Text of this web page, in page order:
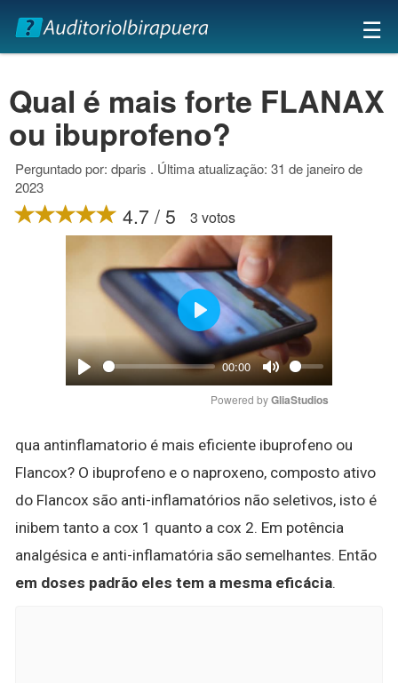
×
☰
Qual é mais forte FLANAX
ou ibuprofeno?
Perguntado por: dparis . Última atualização: 31 de janeiro de
2023
4.7 / 5 3 votos
Play
00:00
Mute
Play
Powered by GliaStudios
qua antinflamatorio é mais eficiente ibuprofeno ou
Flancox? O ibuprofeno e o naproxeno, composto ativo
do Flancox são anti-inflamatórios não seletivos, isto é
inibem tanto a cox 1 quanto a cox 2. Em potência
analgésica e anti-inflamatória são semelhantes. Então
em doses padrão eles tem a mesma eficácia.